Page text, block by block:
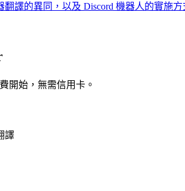
譯的異同，以及 Discord 機器人的實施
開始，無需信用卡。
譯